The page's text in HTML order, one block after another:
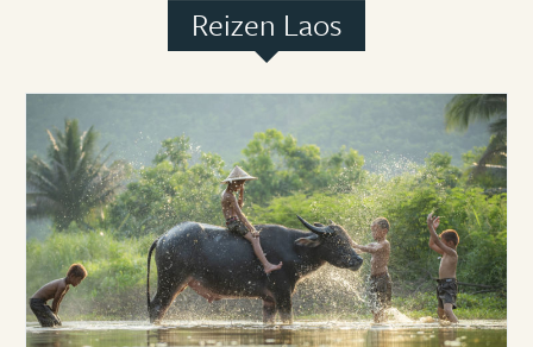
Reizen Laos